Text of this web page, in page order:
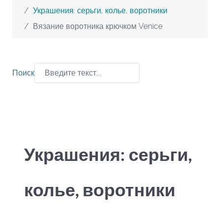
Украшения: серьги, колье, воротники
Вязание воротника крючком Venice
Поиск
Украшения: серьги,
колье, воротники